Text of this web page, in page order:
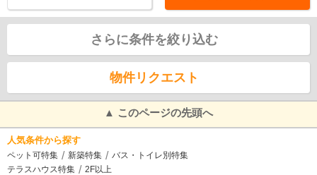
さらに条件を絞り込む
物件リクエスト
▲ このページの先頭へ
人気条件から探す
ペット可特集 新築特集
バス・トイレ別特集
テラスハウス特集
2F以上